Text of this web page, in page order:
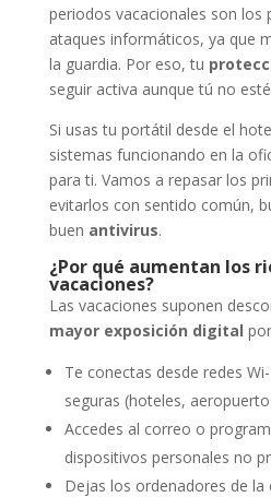
periodos vacacionales son los
ataques informáticos, ya que
la guardia. Por eso, tu
seguir activa aunque tú no
Si usas tu portátil desde el
sistemas funcionando en la
para ti. Vamos a repasar los
evitarlos con sentido común,
buen antivirus.
¿Por qué aumentan los
vacaciones?
Las vacaciones suponen
mayor exposición digital
Te conectas desde redes
seguras (hoteles,
Accedes al correo o
dispositivos personales no
Dejas los ordenadores de la